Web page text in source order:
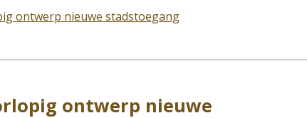
ontwerp nieuwe stadstoegang
ontwerp nieuwe